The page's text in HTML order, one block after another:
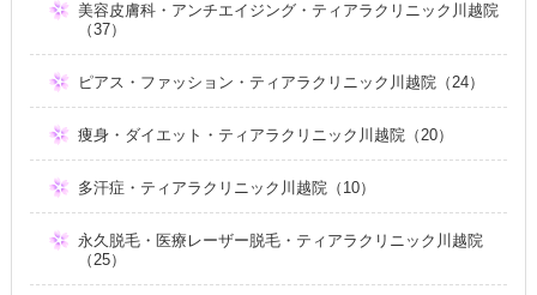
美容皮膚科・アンチエイジング・ティアラクリニック川越院
（37）
ピアス・ファッション・ティアラクリニック川越院（24）
痩身・ダイエット・ティアラクリニック川越院（20）
多汗症・ティアラクリニック川越院（10）
永久脱毛・医療レーザー脱毛・ティアラクリニック川越院
（25）